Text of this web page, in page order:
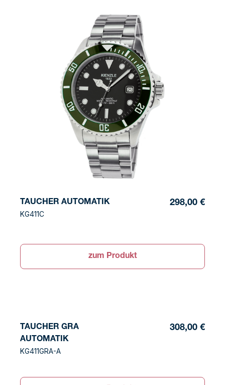
TAUCHER AUTOMATIK
KG411C
298,00 €
zum Produkt
TAUCHER GRA
AUTOMATIK
KG411GRA-A
308,00 €